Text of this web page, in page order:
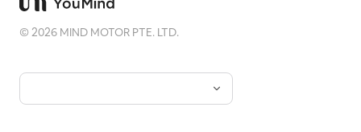
©2026 MIND MOTOR PTE. LTD.